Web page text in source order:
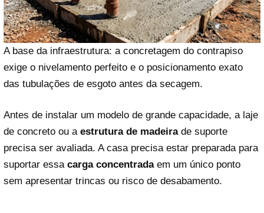
A base da infraestrutura: a concretagem do contrapiso
exige o nivelamento perfeito e o posicionamento exato
das tubulações de esgoto antes da secagem.
Antes de instalar um modelo de grande capacidade, a laje
de concreto ou a estrutura de madeirade suporte
precisa ser avaliada. A casa precisa estar preparada para
suportar essa carga concentradaem um único ponto
sem apresentar trincas ou risco de desabamento.